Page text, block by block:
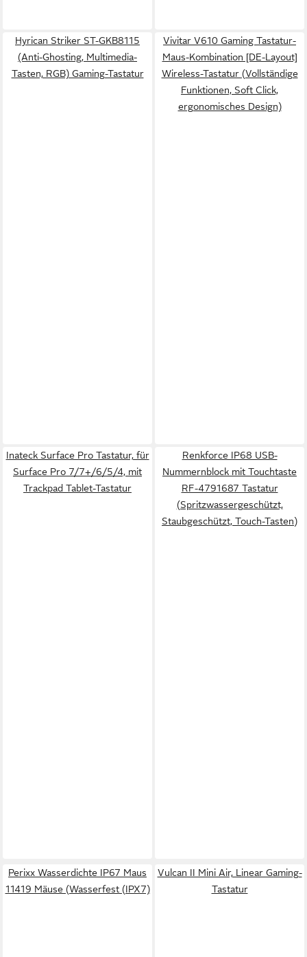
Hyrican Striker ST-GKB8115
(Anti-Ghosting, Multimedia-
Tasten, RGB) Gaming-Tastatur
Vivitar V610 Gaming Tastatur-
Maus-Kombination [DE-Layout]
Wireless-Tastatur (Vollständige
Funktionen, Soft Click,
ergonomisches Design)
Inateck Surface Pro Tastatur, für
Surface Pro 7/7+/6/5/4, mit
Trackpad Tablet-Tastatur
Renkforce IP68 USB-
Nummernblock mit Touchtaste
RF-4791687 Tastatur
(Spritzwassergeschützt,
Staubgeschützt, Touch-Tasten)
Perixx Wasserdichte IP67 Maus
11419 Mäuse (Wasserfest (IPX7)
Vulcan II Mini Air, Linear Gaming-
Tastatur